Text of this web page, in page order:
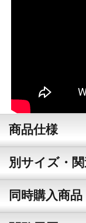
商品仕様
別サイズ・
同時購入商品